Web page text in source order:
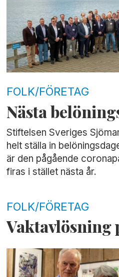
FOLK/FÖRETAG
Nästa
Stiftelsen Sveriges
helt ställa in
är den pågående
firas i stället nästa år.
FOLK/FÖRETAG
Vaktavlösning